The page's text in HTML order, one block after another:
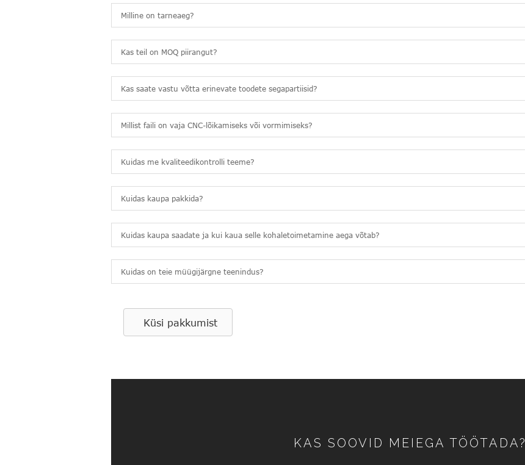
Milline on tarneaeg?
Kas teil on MOQ piirangut?
Kas saate vastu võtta erinevate toodete segapartiisid?
Millist faili on vaja CNC-lõikamiseks või vormimiseks?
Kuidas me kvaliteedikontrolli teeme?
Kuidas kaupa pakkida?
Kuidas kaupa saadate ja kui kaua selle kohaletoimetamine aega võtab?
Kuidas on teie müügijärgne teenindus?
Küsi pakkumist
KAS SOOVID MEIEGA TÖÖTADA?